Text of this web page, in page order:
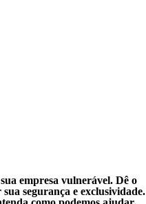
empresa vulnerável. Dê o
segurança e exclusividade.